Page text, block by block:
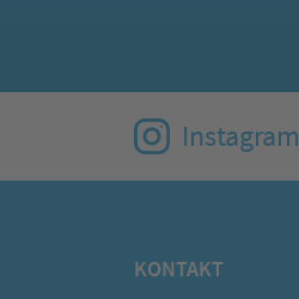
Instagram
KONTAKT